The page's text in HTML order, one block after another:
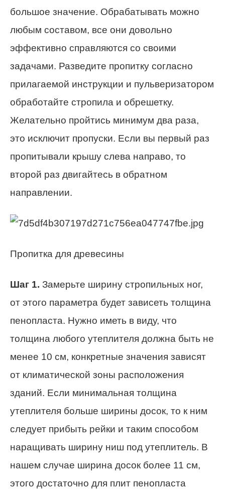
большое значение. Обрабатывать можно
любым составом, все они довольно
эффективно справляются со своими
задачами. Разведите пропитку согласно
прилагаемой инструкции и пульверизатором
обработайте стропила и обрешетку.
Желательно пройтись минимум два раза,
это исключит пропуски. Если вы первый раз
пропитывали крышу слева направо, то
второй раз двигайтесь в обратном
направлении.
Пропитка для древесины
Шаг 1. Замерьте ширину стропильных ног,
от этого параметра будет зависеть толщина
пенопласта. Нужно иметь в виду, что
толщина любого утеплителя должна быть не
менее 10 см, конкретные значения зависят
от климатической зоны расположения
зданий. Если минимальная толщина
утеплителя больше ширины досок, то к ним
следует прибыть рейки и таким способом
наращивать ширину ниш под утеплитель. В
нашем случае ширина досок более 11 см,
этого достаточно для плит пенопласта